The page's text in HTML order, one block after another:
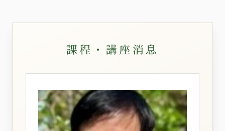
課程・講座消息